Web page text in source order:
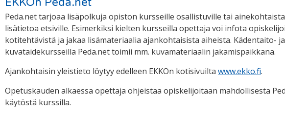
Peda.net tarjoaa lisäpolkuja opiston kursseille osallistuville tai ainekohtaista
lisätietoa etsiville. Esimerkiksi kielten kursseilla opettaja voi infota
kotitehtävistä ja jakaa lisämateriaalia ajankohtaisista aiheista. Kädentaito- ja
kuvataidekursseilla Peda.net toimii mm. kuvamateriaalin jakamispaikkana.
Ajankohtaisin yleistieto löytyy edelleen EKKOn kotisivuilta www.ekko.fi.
Opetuskauden alkaessa opettaja ohjeistaa opiskelijoitaan mahdollisesta
käytöstä kurssilla.